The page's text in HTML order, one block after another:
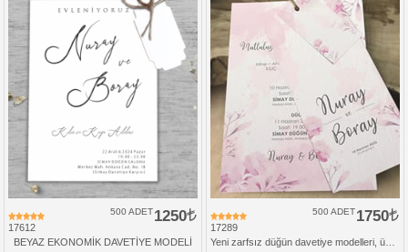
17612
1250
500 ADET
BEYAZ EKONOMİK DAVETİYE MODELİ
17289
1750
500 ADET